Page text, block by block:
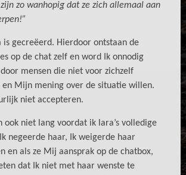
zo wanhopig dat ze zich allemaal aan
is gecreëerd. Hierdoor ontstaan de
op de chat zelf en word Ik onnodig
mensen die niet voor zichzelf
en Mijn mening over de situatie willen.
niet accepteren.
ook niet lang voordat ik lara’s volledige
negeerde haar, Ik weigerde haar
en als ze Mij aansprak op de chatbox,
dat Ik niet met haar wenste te